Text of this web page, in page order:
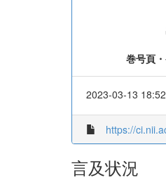
巻号頁
2023-03-13
https://
言及状況